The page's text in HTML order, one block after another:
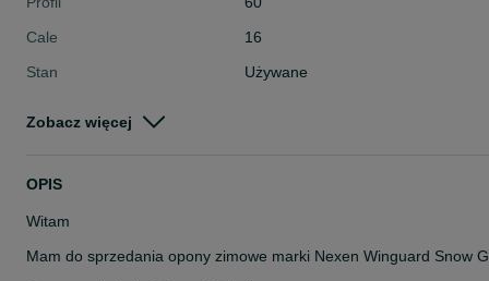
Cale
16
Stan
Używane
Szerokość
Zobacz więcej
OPIS
Witam
Mam do sprzedania opony zimowe marki Nexen Winguard Snow